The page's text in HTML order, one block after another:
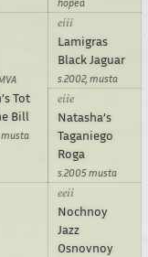
Tot
Bill
musta
Lamigras
Black Jaguar
s.2002, musta
Natasha’s
Taganiego
Roga
s.2005 musta
Nochnoy
Jazz
Osnovnoy